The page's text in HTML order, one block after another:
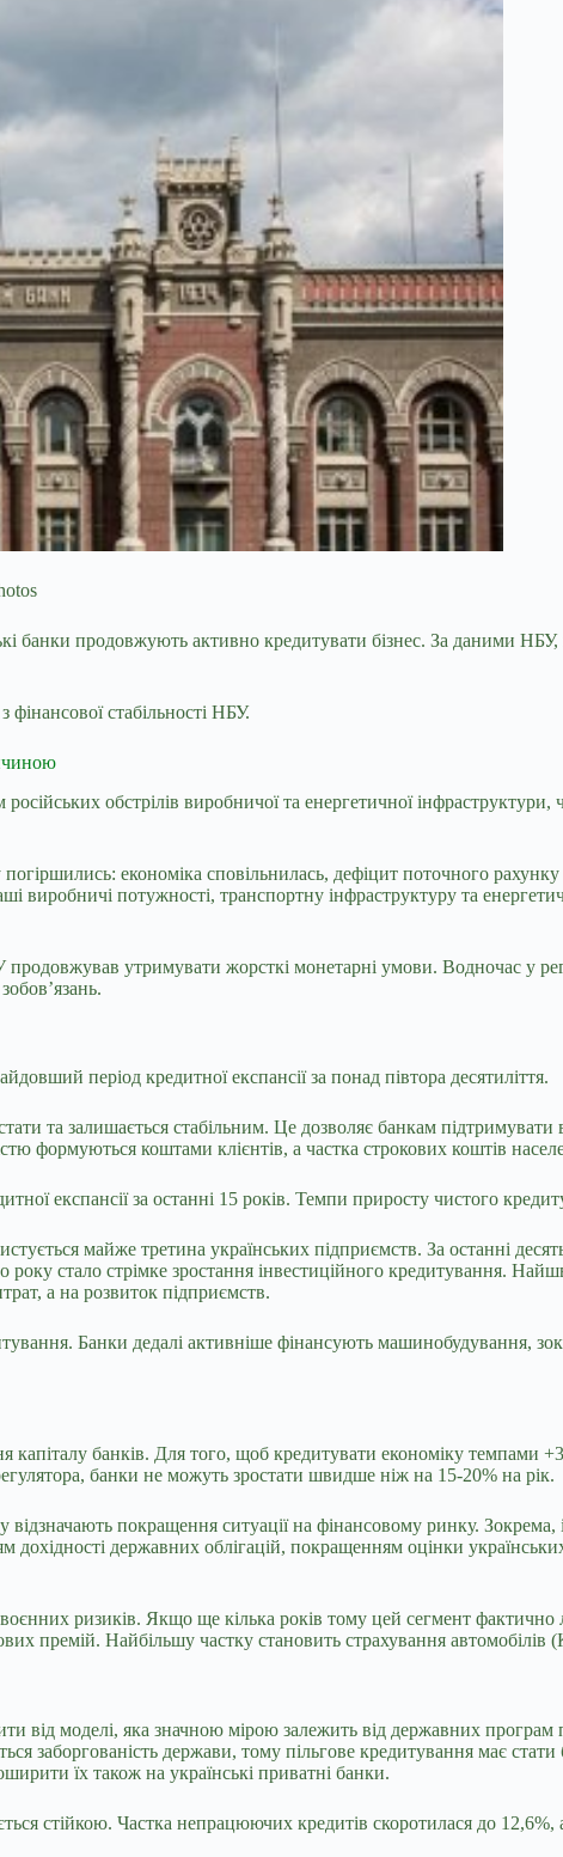
банки продовжують активно кредитувати бізнес. За даними НБУ,
фінансової стабільності НБУ.
обстрілів виробничої та енергетичної
економіка сповільнилась, дефіцит поточного
виробничі потужності, транспортну інфраструктуру та
продовжував утримувати жорсткі монетарні умови. Водночас у
період кредитної експансії за понад півтора десятиліття.
та залишається стабільним. Це дозволяє банкам підтримувати
формуються коштами клієнтів, а частка строкових коштів
експансії за останні 15 років. Темпи приросту чистого
майже третина українських підприємств. За останні
року стало стрімке зростання інвестиційного кредитування.
а на розвиток підприємств.
Банки дедалі активніше фінансують машинобудування,
капіталу банків. Для того, щоб кредитувати економіку темпами
банки не можуть зростати швидше ніж на 15-20% на рік.
покращення ситуації на фінансовому ринку. Зокрема,
дохідності державних облігацій, покращенням оцінки
ризиків. Якщо ще кілька років тому цей сегмент
премій. Найбільшу частку становить страхування
від моделі, яка значною мірою залежить від державних програм
заборгованість держави, тому пільгове кредитування має
їх також на українські приватні банки.
стійкою. Частка непрацюючих кредитів скоротилася до 12,6%,